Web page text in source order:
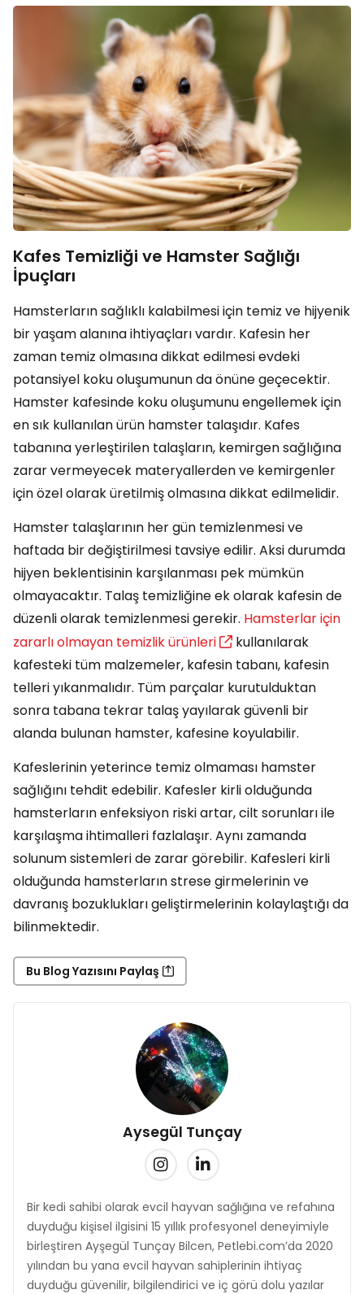
Kafes Temizliği ve Hamster Sağlığı
İpuçları
Hamsterların sağlıklı kalabilmesi için temiz ve hijyenik
bir yaşam alanına ihtiyaçları vardır. Kafesin her
zaman temiz olmasına dikkat edilmesi evdeki
potansiyel koku oluşumunun da önüne geçecektir.
Hamster kafesinde koku oluşumunu engellemek için
en sık kullanılan ürün hamster talaşıdır. Kafes
tabanına yerleştirilen talaşların, kemirgen sağlığına
zarar vermeyecek materyallerden ve kemirgenler
için özel olarak üretilmiş olmasına dikkat edilmelidir.
Hamster talaşlarının her gün temizlenmesi ve
haftada bir değiştirilmesi tavsiye edilir. Aksi durumda
hijyen beklentisinin karşılanması pek mümkün
olmayacaktır. Talaş temizliğine ek olarak kafesin de
düzenli olarak temizlenmesi gerekir. Hamsterlar için
zararlı olmayan temizlik ürünleri
kullanılarak
kafesteki tüm malzemeler, kafesin tabanı, kafesin
telleri yıkanmalıdır. Tüm parçalar kurutulduktan
sonra tabana tekrar talaş yayılarak güvenli bir
alanda bulunan hamster, kafesine koyulabilir.
Kafeslerinin yeterince temiz olmaması hamster
sağlığını tehdit edebilir. Kafesler kirli olduğunda
hamsterların enfeksiyon riski artar, cilt sorunları ile
karşılaşma ihtimalleri fazlalaşır. Aynı zamanda
solunum sistemleri de zarar görebilir. Kafesleri kirli
olduğunda hamsterların strese girmelerinin ve
davranış bozuklukları geliştirmelerinin kolaylaştığı da
bilinmektedir.
Bu Blog Yazısını Paylaş
Aysegül Tunçay
Bir kedi sahibi olarak evcil hayvan sağlığına ve refahına
duyduğu kişisel ilgisini 15 yıllık profesyonel deneyimiyle
birleştiren Ayşegül Tunçay Bilcen, Petlebi.com’da 2020
yılından bu yana evcil hayvan sahiplerinin ihtiyaç
duyduğu güvenilir, bilgilendirici ve iç görü dolu yazılar